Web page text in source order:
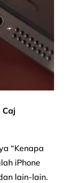
Caj
“Kenapa
iPhone
lain-lain.